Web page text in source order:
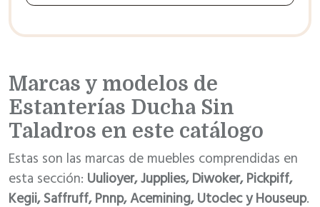
Marcas y modelos de
Estanterías Ducha Sin
Taladros en este catálogo
Estas son las marcas de muebles comprendidas en
esta sección: Uulioyer, Jupplies, Diwoker, Pickpiff,
Kegii, Saffruff, Pnnp, Acemining, Utoclec y Houseup.